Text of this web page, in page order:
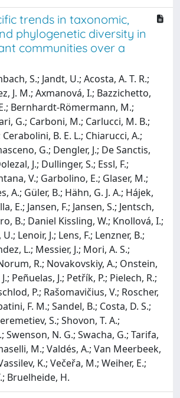
trends in taxonomic,
phylogenetic diversity in
communities over a
S.; Jandt, U.; Acosta, A. T. R.;
J. M.; Axmanová, I.; Bazzichetto,
Bernhardt-Römermann, M.;
G.; Carboni, M.; Carlucci, M. B.;
B. E. L.; Chiarucci, A.;
G.; Dengler, J.; De Sanctis,
J.; Dullinger, S.; Essl, F.;
V.; Garbolino, E.; Glaser, M.;
A.; Güler, B.; Hähn, G. J. A.; Hájek,
E.; Jansen, F.; Jansen, S.; Jentsch,
B.; Daniel Kissling, W.; Knollová, I.;
Lenoir, J.; Lens, F.; Lenzner, B.;
L.; Messier, J.; Mori, A. S.;
R.; Novakovskiy, A.; Onstein,
Peñuelas, J.; Petřík, P.; Pielech, R.;
P.; Rašomavičius, V.; Roscher,
F. M.; Sandel, B.; Costa, D. S.;
S.; Shovon, T. A.;
Swenson, N. G.; Swacha, G.; Tarifa,
M.; Valdés, A.; Van Meerbeek,
K.; Večeřa, M.; Weiher, E.;
Bruelheide, H.